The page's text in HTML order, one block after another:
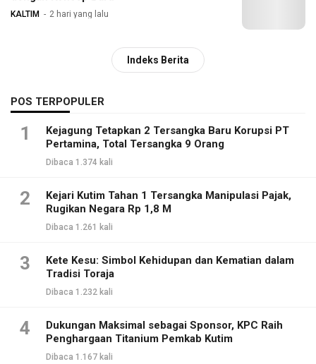
KALTIM 2 hari yang lalu
Indeks Berita
POS TERPOPULER
1
Kejagung Tetapkan 2 Tersangka Baru Korupsi PT
Pertamina, Total Tersangka 9 Orang
Dibaca 1.374 kali
2
Kejari Kutim Tahan 1 Tersangka Manipulasi Pajak,
Rugikan Negara Rp 1,8 M
Dibaca 1.261 kali
3
Kete Kesu: Simbol Kehidupan dan Kematian dalam
Tradisi Toraja
Dibaca 1.232 kali
4
Dukungan Maksimal sebagai Sponsor, KPC Raih
Penghargaan Titanium Pemkab Kutim
Dibaca 1.167 kali